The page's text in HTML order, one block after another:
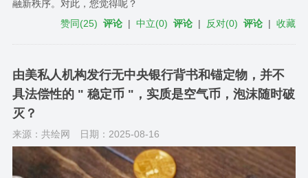
融新秩序。对此，您觉得呢？
赞同(25) 评论 |中立(0) 评论 | 反对(0) 评论 |收藏
由美私人机构发行无中央银行背书和锚定物，并不
具法偿性的 " 稳定币 "，实质是空气币，泡沫随时破
灭？
来源：共绘网 日期：2025-08-16